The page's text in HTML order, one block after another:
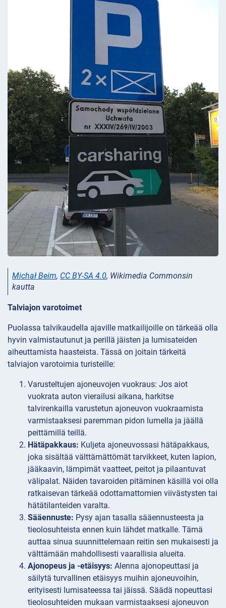
Michał Beim, CC BY-SA 4.0, Wikimedia Commonsin
kautta
Talviajon varotoimet
Puolassa talvikaudella ajaville matkailijoille on tärkeää olla
hyvin valmistautunut ja perillä jäisten ja lumisateiden
aiheuttamista haasteista. Tässä on joitain tärkeitä
talviajon varotoimia turisteille:
Varusteltujen ajoneuvojen vuokraus: Jos aiot
vuokrata auton vierailusi aikana, harkitse
talvirenkailla varustetun ajoneuvon vuokraamista
varmistaaksesi paremman pidon lumella ja jäällä
peittämillä teillä.
Hätäpakkaus: Kuljeta ajoneuvossasi hätäpakkaus,
joka sisältää välttämättömät tarvikkeet, kuten lapion,
jääkaavin, lämpimät vaatteet, peitot ja pilaantuvat
välipalat. Näiden tavaroiden pitäminen käsillä voi olla
ratkaisevan tärkeää odottamattomien viivästysten tai
hätätilanteiden varalta.
Sääennuste: Pysy ajan tasalla sääennusteesta ja
tieolosuhteista ennen kuin lähdet matkalle. Tämä
auttaa sinua suunnittelemaan reitin sen mukaisesti ja
välttämään mahdollisesti vaarallisia alueita.
Ajonopeus ja -etäisyys: Alenna ajonopeuttasi ja
säilytä turvallinen etäisyys muihin ajoneuvoihin,
erityisesti lumisateessa tai jäissä. Säädä nopeuttasi
tieolosuhteiden mukaan varmistaaksesi ajoneuvon